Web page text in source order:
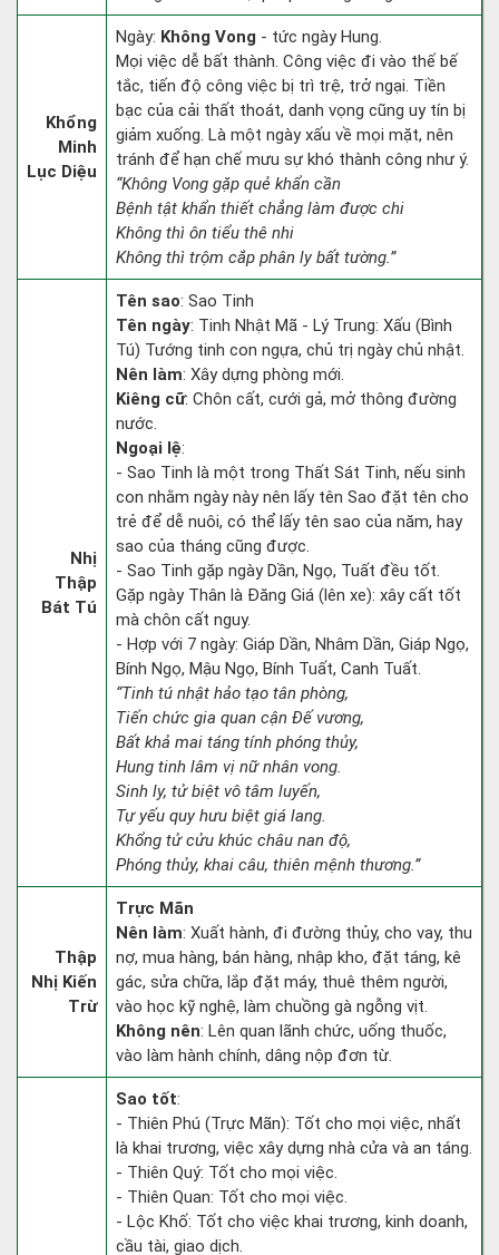
Khổng
Minh
Lục Diệu
Ngày: Không Vong - tức ngày Hung.
Mọi việc dễ bất thành. Công việc đi vào thế bế
tắc, tiến độ công việc bị trì trệ, trở ngại. Tiền
bạc của cải thất thoát, danh vọng cũng uy tín bị
giảm xuống. Là một ngày xấu về mọi mặt, nên
tránh để hạn chế mưu sự khó thành công như ý.
“Không Vong gặp quẻ khẩn cần
Bệnh tật khẩn thiết chẳng làm được chi
Không thì ôn tiểu thê nhi
Không thì trộm cắp phân ly bất tường.”
Nhị
Thập
Bát Tú
Tên sao: Sao Tinh
Tên ngày: Tinh Nhật Mã - Lý Trung: Xấu (Bình
Tú) Tướng tinh con ngựa, chủ trị ngày chủ nhật.
Nên làm: Xây dựng phòng mới.
Kiêng cữ: Chôn cất, cưới gả, mở thông đường
nước.
Ngoại lệ:
- Sao Tinh là một trong Thất Sát Tinh, nếu sinh
con nhằm ngày này nên lấy tên Sao đặt tên cho
trẻ để dễ nuôi, có thể lấy tên sao của năm, hay
sao của tháng cũng được.
- Sao Tinh gặp ngày Dần, Ngọ, Tuất đều tốt.
Gặp ngày Thân là Đăng Giá (lên xe): xây cất tốt
mà chôn cất nguy.
- Hợp với 7 ngày: Giáp Dần, Nhâm Dần, Giáp Ngọ,
Bính Ngọ, Mậu Ngọ, Bính Tuất, Canh Tuất.
“Tinh tú nhật hảo tạo tân phòng,
Tiến chức gia quan cận Đế vương,
Bất khả mai táng tính phóng thủy,
Hung tinh lâm vị nữ nhân vong.
Sinh ly, tử biệt vô tâm luyến,
Tự yếu quy hưu biệt giá lang.
Khổng tử cửu khúc châu nan độ,
Phóng thủy, khai câu, thiên mệnh thương.”
Thập
Nhị Kiến
Trừ
Trực Mãn
Nên làm: Xuất hành, đi đường thủy, cho vay, thu
nợ, mua hàng, bán hàng, nhập kho, đặt táng, kê
gác, sửa chữa, lắp đặt máy, thuê thêm người,
vào học kỹ nghệ, làm chuồng gà ngỗng vịt.
Không nên: Lên quan lãnh chức, uống thuốc,
vào làm hành chính, dâng nộp đơn từ.
Sao tốt:
- Thiên Phú (Trực Mãn): Tốt cho mọi việc, nhất
là khai trương, việc xây dựng nhà cửa và an táng.
- Thiên Quý: Tốt cho mọi việc.
- Thiên Quan: Tốt cho mọi việc.
- Lộc Khố: Tốt cho việc khai trương, kinh doanh,
cầu tài, giao dịch.